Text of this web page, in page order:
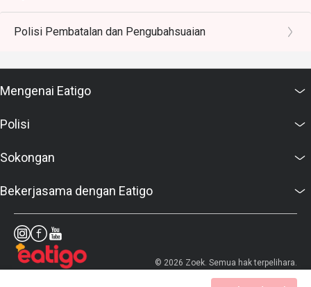
Polisi Pembatalan dan Pengubahsuaian
Mengenai Eatigo
Polisi
Sokongan
Bekerjasama dengan Eatigo
© 2026 Zoek. Semua hak terpelihara.